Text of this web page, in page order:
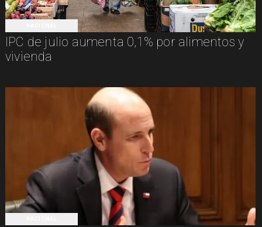
IPC de julio aumenta 0,1% por alimentos y
vivienda